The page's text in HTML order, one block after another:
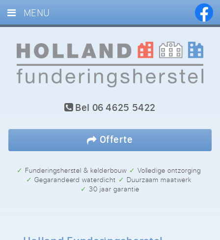
Bel 06 4625 5422
Offerte
✓ Funderingsherstel & kelderbouw
✓ Volledige ontzorging
✓ Gegarandeerd waterdicht
✓ Duurzaam maatwerk
✓ 30 jaar garantie
MENU
DIENSTEN
PROJECTEN